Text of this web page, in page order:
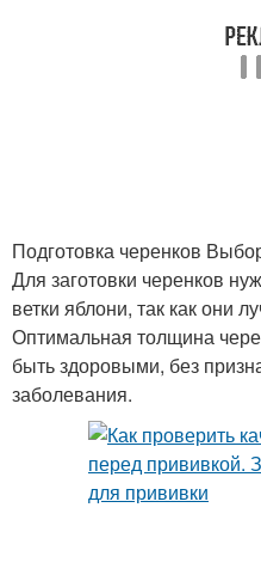
Подготовка черенков
Для заготовки черенков
ветки яблони, так как они
Оптимальная толщина
быть здоровыми, без
заболевания.